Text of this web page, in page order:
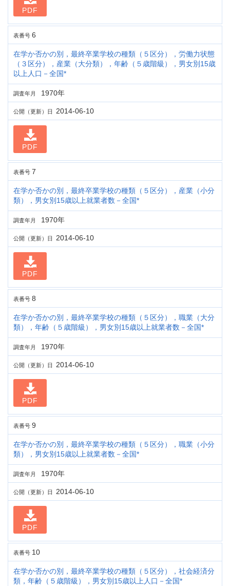
PDF
表番号 6
在学か否かの別，最終卒業学校の種類（５区分），労働力状態
（３区分），産業（大分類），年齢（５歳階級），男女別15歳
以上人口－全国*
調査年月 1970年
公開（更新）日 2014-06-10
PDF
表番号 7
在学か否かの別，最終卒業学校の種類（５区分），産業（小分
類），男女別15歳以上就業者数－全国*
調査年月 1970年
公開（更新）日 2014-06-10
PDF
表番号 8
在学か否かの別，最終卒業学校の種類（５区分），職業（大分
類），年齢（５歳階級），男女別15歳以上就業者数－全国*
調査年月 1970年
公開（更新）日 2014-06-10
PDF
表番号 9
在学か否かの別，最終卒業学校の種類（５区分），職業（小分
類），男女別15歳以上就業者数－全国*
調査年月 1970年
公開（更新）日 2014-06-10
PDF
表番号 10
在学か否かの別，最終卒業学校の種類（５区分），社会経済分
類，年齢（５歳階級），男女別15歳以上人口－全国*